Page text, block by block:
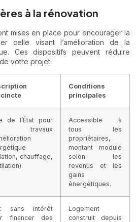
à la rénovation
mises en place pour encourager la
celle visant l’amélioration de la
Ces dispositifs peuvent réduire
votre projet.
Conditions
principales
de l’État pour
travaux
chauffage,
Accessible à
tous les
propriétaires,
montant modulé
selon les
revenus et les
gains
énergétiques.
sans intérêt
financer des
Logement
construit depuis